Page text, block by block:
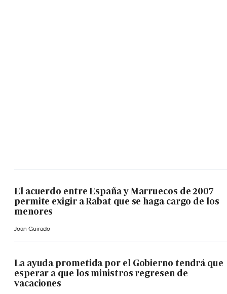
El acuerdo entre España y Marruecos de 2007
permite exigir a Rabat que se haga cargo de los
menores
Joan Guirado
La ayuda prometida por el Gobierno tendrá que
esperar a que los ministros regresen de
vacaciones